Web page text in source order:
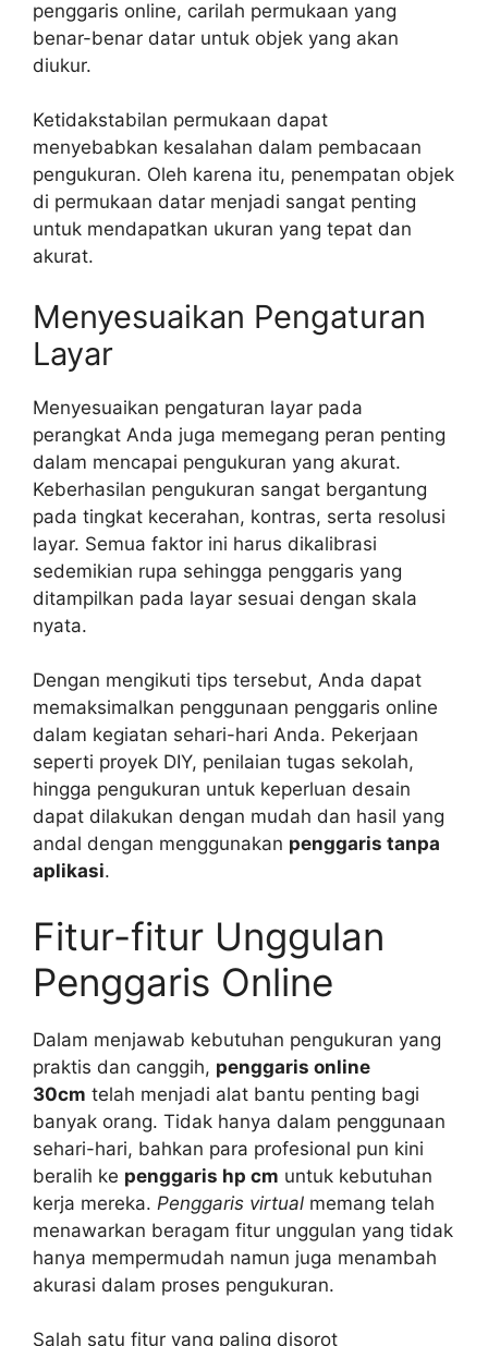
penggaris online, carilah permukaan yang
benar-benar datar untuk objek yang akan
diukur.
Ketidakstabilan permukaan dapat
menyebabkan kesalahan dalam pembacaan
pengukuran. Oleh karena itu, penempatan objek
di permukaan datar menjadi sangat penting
untuk mendapatkan ukuran yang tepat dan
akurat.
Menyesuaikan Pengaturan
Layar
Menyesuaikan pengaturan layar pada
perangkat Anda juga memegang peran penting
dalam mencapai pengukuran yang akurat.
Keberhasilan pengukuran sangat bergantung
pada tingkat kecerahan, kontras, serta resolusi
layar. Semua faktor ini harus dikalibrasi
sedemikian rupa sehingga penggaris yang
ditampilkan pada layar sesuai dengan skala
nyata.
Dengan mengikuti tips tersebut, Anda dapat
memaksimalkan penggunaan penggaris online
dalam kegiatan sehari-hari Anda. Pekerjaan
seperti proyek DIY, penilaian tugas sekolah,
hingga pengukuran untuk keperluan desain
dapat dilakukan dengan mudah dan hasil yang
andal dengan menggunakan penggaris tanpa
aplikasi.
Fitur-fitur Unggulan
Penggaris Online
Dalam menjawab kebutuhan pengukuran yang
praktis dan canggih, penggaris online
30cm telah menjadi alat bantu penting bagi
banyak orang. Tidak hanya dalam penggunaan
sehari-hari, bahkan para profesional pun kini
beralih ke penggaris hp cm untuk kebutuhan
kerja mereka. Penggaris virtual memang telah
menawarkan beragam fitur unggulan yang tidak
hanya mempermudah namun juga menambah
akurasi dalam proses pengukuran.
Salah satu fitur yang paling disorot